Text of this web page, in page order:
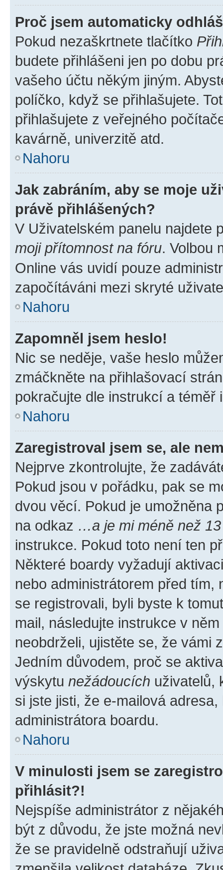
Proč jsem automaticky
Pokud nezaškrtnete tlačítko
budete přihlášeni jen po dobu
vašeho účtu někým jiným.
políčko, když se přihlašujete.
přihlašujete z veřejného
kavárně, univerzitě atd.
Nahoru
Jak zabráním, aby se moje
právě přihlášených?
V Uživatelském panelu najdete
moji přítomnost na fóru. Volbou
Online vás uvidí pouze
započítáváni mezi skryté
Nahoru
Zapomněl jsem heslo!
Nic se neděje, vaše heslo
zmáčkněte na přihlašovací
pokračujte dle instrukcí a téměř
Nahoru
Zaregistroval jsem se, ale
Nejprve zkontrolujte, že
Pokud jsou v pořádku, pak se
dvou věcí. Pokud je umožněna
na odkaz …a je mi méně než
instrukce. Pokud toto není ten
Některé boardy vyžadují
nebo administrátorem před tím,
se registrovali, byli byste k
mail, následujte instrukce v
neobdrželi, ujistěte se, že vámi
Jedním důvodem, proč se
výskytu nežádoucích uživatelů,
si jste jisti, že e-mailová
administrátora boardu.
Nahoru
V minulosti jsem se
přihlásit?!
Nejspíše administrátor z
být z důvodu, že jste možná
že se pravidelně odstraňují